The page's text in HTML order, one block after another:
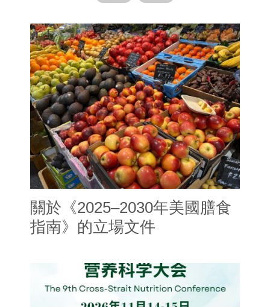
關於《2025–2030年美國膳食
指南》的立場文件